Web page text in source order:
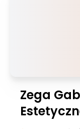
Zega